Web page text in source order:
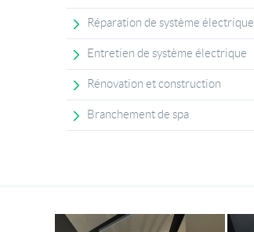
Réparation de système électrique
Entretien de système électrique
Rénovation et construction
Branchement de spa